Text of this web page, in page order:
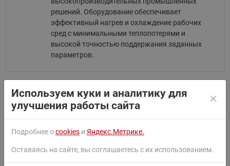
решений. Оборудование обеспечивает
эффективный нагрев и охлаждение рабочих
сред с минимальными теплопотерями и
высокой точностью поддержания заданных
параметров.
Насосное оборудование
представлен следующими видами: RW-насосы с
мокрым ротором 1 и 3 скоростные, RWE-
насосы с мокрым ротором с электронным
Используем куки и аналитику для
улучшения работы сайта
Подробнее оcookies и Яндекс.Метрике.
Оставаясь на сайте, вы соглашаетесь с их использованием.